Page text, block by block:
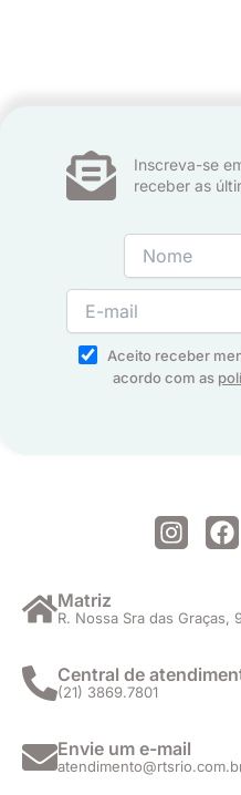
Inscreva-se
receber as
Aceito receber
acordo com as
I
n
a
r
F
a
b
o
Matriz
R. Nossa Sra das Graças,
Central de
(21) 3869.7801
Envie um e-mail